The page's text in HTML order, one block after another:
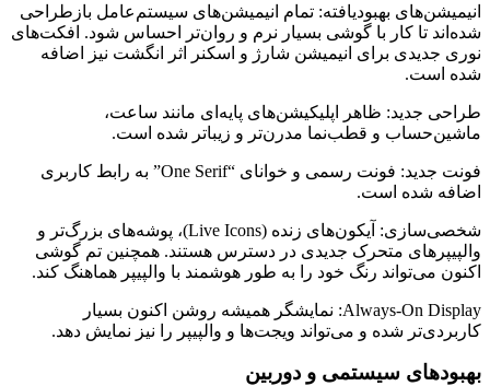
انیمیشن‌های بهبودیافته: تمام انیمیشن‌های سیستم‌عامل بازطراحی
شده‌اند تا کار با گوشی بسیار نرم و روان‌تر احساس شود. افکت‌های
نوری جدیدی برای انیمیشن شارژ و اسکنر اثر انگشت نیز اضافه
شده است.
طراحی جدید: ظاهر اپلیکیشن‌های پایه‌ای مانند ساعت،
ماشین‌حساب و قطب‌نما مدرن‌تر و زیباتر شده است.
فونت جدید: فونت رسمی و خوانای “One Serif” به رابط کاربری
اضافه شده است.
شخصی‌سازی: آیکون‌های زنده (Live Icons)، پوشه‌های بزرگ‌تر و
والپیپرهای متحرک جدیدی در دسترس هستند. همچنین تم گوشی
اکنون می‌تواند رنگ خود را به طور هوشمند با والپیپر هماهنگ کند.
Always-On Display: نمایشگر همیشه روشن اکنون بسیار
کاربردی‌تر شده و می‌تواند ویجت‌ها و والپیپر را نیز نمایش دهد.
بهبودهای سیستمی و دوربین